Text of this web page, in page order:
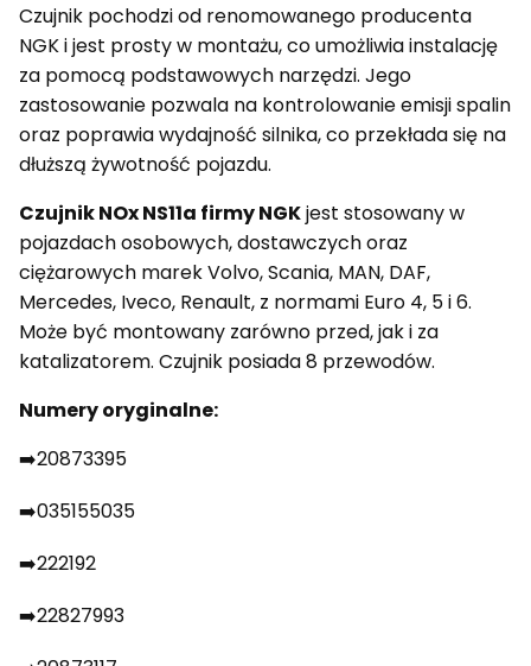
Czujnik pochodzi od renomowanego producenta
NGK i jest prosty w montażu, co umożliwia instalację
za pomocą podstawowych narzędzi. Jego
zastosowanie pozwala na kontrolowanie emisji spalin
oraz poprawia wydajność silnika, co przekłada się na
dłuższą żywotność pojazdu.
Czujnik NOx NS11a firmy NGKjest stosowany w
pojazdach osobowych, dostawczych oraz
ciężarowych marek Volvo, Scania, MAN, DAF,
Mercedes, Iveco, Renault, z normami Euro 4, 5 i 6.
Może być montowany zarówno przed, jak i za
katalizatorem. Czujnik posiada 8 przewodów.
Numery oryginalne:
➡️20873395
➡️035155035
➡️222192
➡️22827993